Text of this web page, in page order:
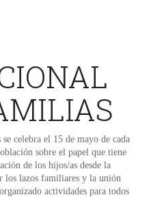
celebra el 15 de mayo de cada
sobre el papel que tiene
de los hijos/as desde la
los lazos familiares y la unión
actividades para todos